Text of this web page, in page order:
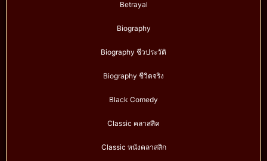
Betrayal
Biography
Biography ชีวประวัติ
Biography ชีวิตจริง
Black Comedy
Classic คลาสสิค
Classic หนังคลาสสิก